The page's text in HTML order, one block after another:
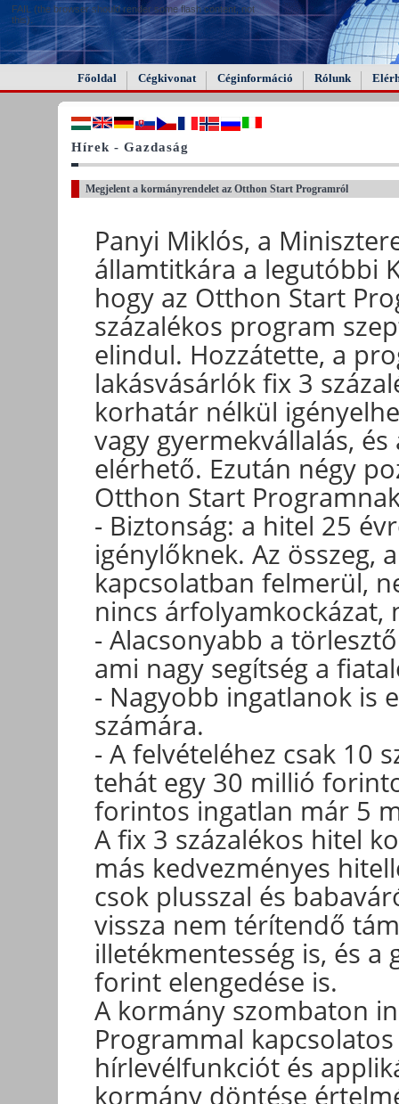
FAIL (the browser should render some flash content, not
this).
Főoldal Cégkivonat Céginformáció Rólunk
Hírek - Gazdaság
Megjelent a kormányrendelet az Otthon Start Programról
Panyi Miklós, a
államtitkára a legutóbbi
hogy az Otthon Start
százalékos program
elindul. Hozzátette, a
lakásvásárlók fix 3
korhatár nélkül
vagy gyermekvállalás,
elérhető. Ezután négy
Otthon Start
- Biztonság: a hitel 25
igénylőknek. Az összeg,
kapcsolatban felmerül,
nincs árfolyamkockázat,
- Alacsonyabb a
ami nagy segítség a
- Nagyobb ingatlanok is
számára.
- A felvételéhez csak 10
tehát egy 30 millió
forintos ingatlan már 5
A fix 3 százalékos hitel
más kedvezményes
csok plusszal és
vissza nem térítendő
illetékmentesség is, és
forint elengedése is.
A kormány szombaton
Programmal
hírlevélfunkciót és
kormány döntése